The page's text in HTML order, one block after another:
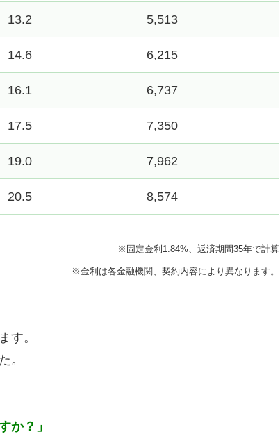
13.2 5,513
14.6 6,215
16.1 6,737
17.5 7,350
19.0 7,962
20.5 8,574
※固定金利1.84%、返済期間35年で計算
※金利は各金融機関、契約内容により異なります。
す。
。
か？」